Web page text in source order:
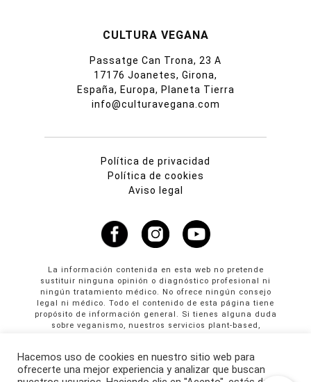
CULTURA VEGANA
Passatge Can Trona, 23 A
17176 Joanetes, Girona,
España, Europa, Planeta Tierra
info@culturavegana.com
Política de privacidad
Política de cookies
Aviso legal
La información contenida en esta web no pretende
sustituir ninguna opinión o diagnóstico profesional ni
ningún tratamiento médico. No ofrece ningún consejo
legal ni médico. Todo el contenido de esta página tiene
propósito de información general. Si tienes alguna duda
sobre veganismo, nuestros servicios plant-based,
© Copyright 2026 · culturavegana.com · Online since
Hacemos uso de cookies en nuestro sitio web para
ofrecerte una mejor experiencia y analizar que buscan